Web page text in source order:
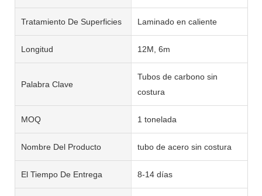
Tratamiento De Superficies Laminado en caliente
Longitud 12M, 6m
Palabra Clave
Tubos de carbono sin
costura
MOQ 1 tonelada
Nombre Del Producto tubo de acero sin costura
El Tiempo De Entrega 8-14 días